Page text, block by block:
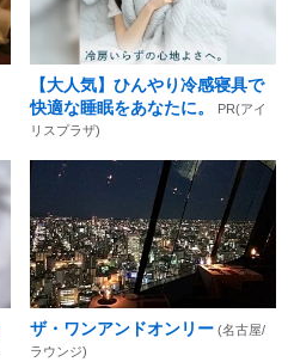
【大人気】ひんやり冷感寝具で
快適な睡眠をあなたに。
PR(アイ
リスプラザ)
ザ・ワンアンドオンリー (名古屋/
ラウンジ)